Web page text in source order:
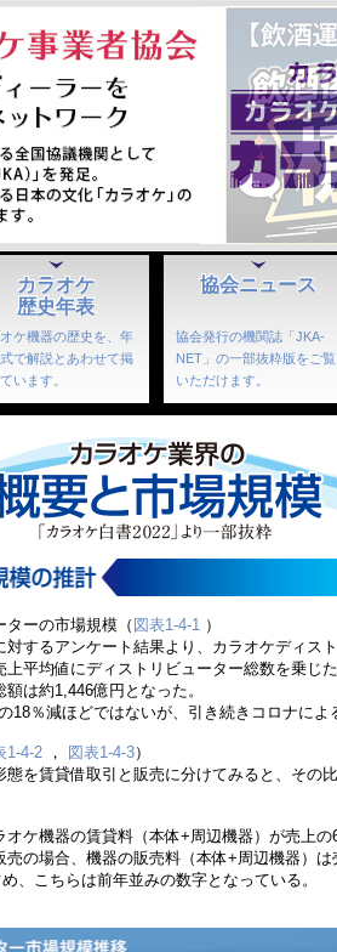
カラオケ
歴史年表
ケ機器の歴史を、年
で解説とあわせて掲
います。
協会ニュース
協会発行の機関誌「JKA-
NET」の一部抜粋版をご覧
いただけます。
ーの市場規模 （ 図表1-4-1 ）
対するアンケート結果より、カラオケディス
平均値にディストリビューター総数を乗じ
は約1,446億円となった。
18％減ほどではないが、引き続きコロナによ
1-4-2 ， 図表1-4-3）
を賃貸借取引と販売に分けてみると、その
オケ機器の賃貸料（本体+周辺機器）が売上
の場合、機器の販売料（本体+周辺機器）
、こちらは前年並みの数字となっている。